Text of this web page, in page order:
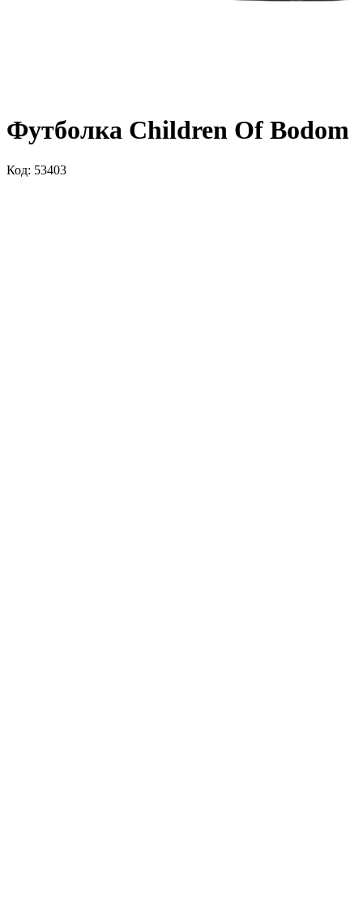
Футболка Children Of Bodom
Код: 53403